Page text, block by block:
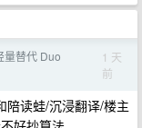
量替代 Duo
1 天
前
陪读蛙/沉浸翻译/楼主